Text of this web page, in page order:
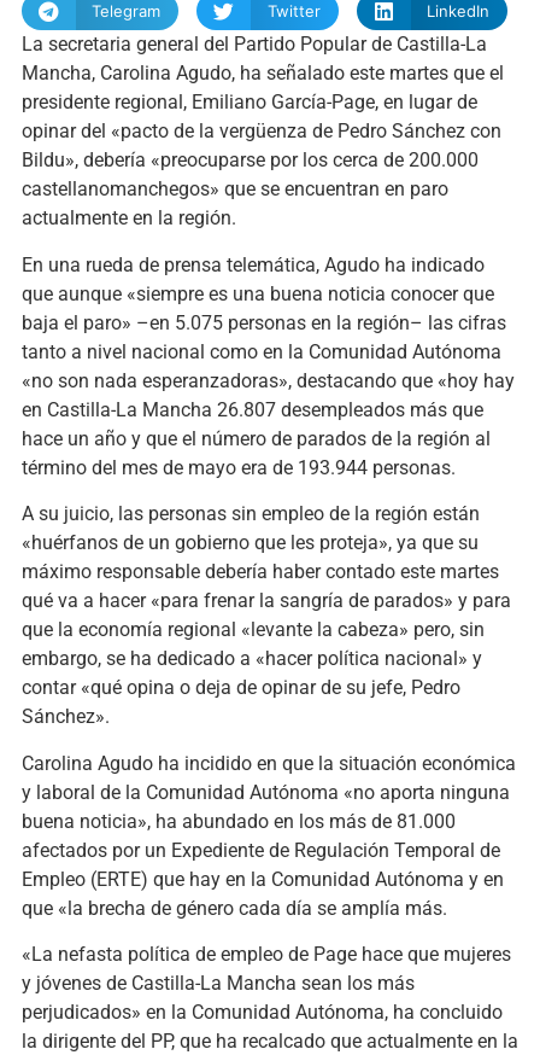
Telegram Twitter LinkedIn
La secretaria general del Partido Popular de Castilla-La
Mancha, Carolina Agudo, ha señalado este martes que el
presidente regional, Emiliano García-Page, en lugar de
opinar del «pacto de la vergüenza de Pedro Sánchez con
Bildu», debería «preocuparse por los cerca de 200.000
castellanomanchegos» que se encuentran en paro
actualmente en la región.
En una rueda de prensa telemática, Agudo ha indicado
que aunque «siempre es una buena noticia conocer que
baja el paro» –en 5.075 personas en la región– las cifras
tanto a nivel nacional como en la Comunidad Autónoma
«no son nada esperanzadoras», destacando que «hoy hay
en Castilla-La Mancha 26.807 desempleados más que
hace un año y que el número de parados de la región al
término del mes de mayo era de 193.944 personas.
A su juicio, las personas sin empleo de la región están
«huérfanos de un gobierno que les proteja», ya que su
máximo responsable debería haber contado este martes
qué va a hacer «para frenar la sangría de parados» y para
que la economía regional «levante la cabeza» pero, sin
embargo, se ha dedicado a «hacer política nacional» y
contar «qué opina o deja de opinar de su jefe, Pedro
Sánchez».
Carolina Agudo ha incidido en que la situación económica
y laboral de la Comunidad Autónoma «no aporta ninguna
buena noticia», ha abundado en los más de 81.000
afectados por un Expediente de Regulación Temporal de
Empleo (ERTE) que hay en la Comunidad Autónoma y en
que «la brecha de género cada día se amplía más.
«La nefasta política de empleo de Page hace que mujeres
y jóvenes de Castilla-La Mancha sean los más
perjudicados» en la Comunidad Autónoma, ha concluido
la dirigente del PP, que ha recalcado que actualmente en la